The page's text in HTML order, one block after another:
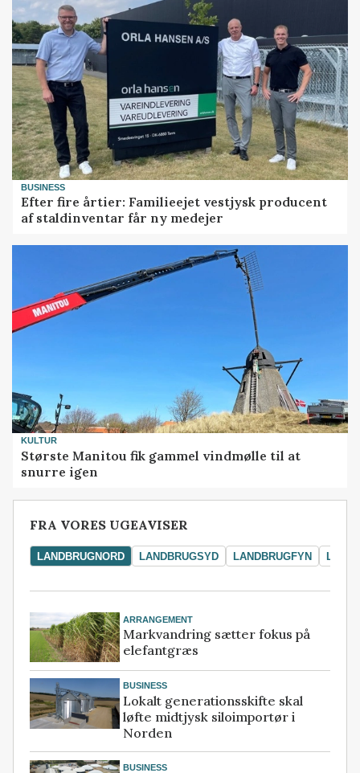
BUSINESS
Efter fire årtier: Familieejet vestjysk producent
af staldinventar får ny medejer
KULTUR
Største Manitou fik gammel vindmølle til at
snurre igen
FRA VORES UGEAVISER
LANDBRUGNORD LANDBRUGSYD LANDBRUGFYN
ARRANGEMENT
Markvandring sætter fokus på
elefantgræs
BUSINESS
Lokalt generationsskifte skal
løfte midtjysk siloimportør i
Norden
BUSINESS